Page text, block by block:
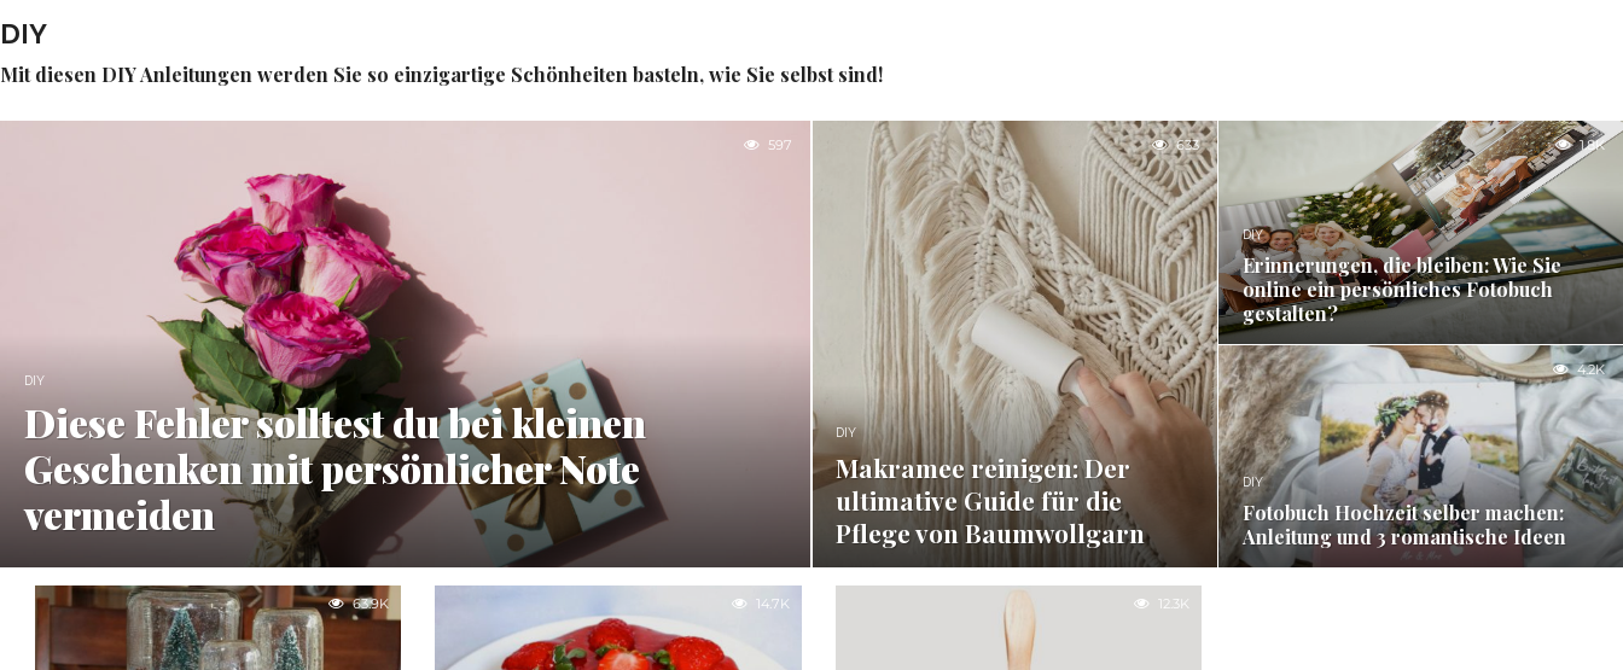
DIY
Mit diesen DIY Anleitungen werden Sie so einzigartige Schönheiten basteln, wie Sie selbst sind!
DIY
Diese Fehler solltest du bei kleinen
Geschenken mit persönlicher Note
vermeiden
597
DIY
Makramee reinigen: Der
ultimative Guide für die
Pflege von Baumwollgarn
633
DIY
Erinnerungen, die bleiben: Wie Sie
online ein persönliches Fotobuch
gestalten?
1.8K
DIY
Fotobuch Hochzeit selber machen:
Anleitung und 3 romantische Ideen
4.2K
63.9K 14.7K 12.3K